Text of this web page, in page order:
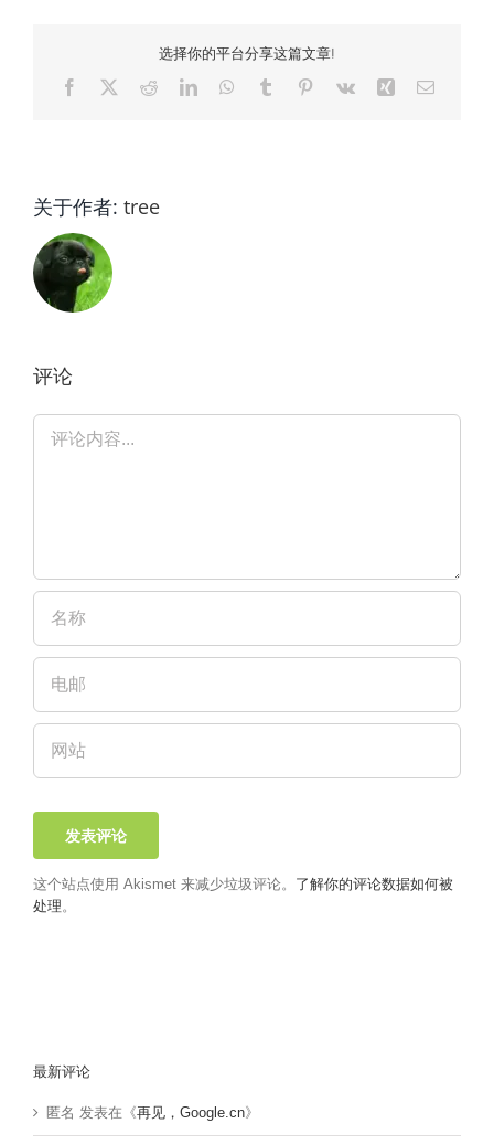
选择你的平台分享这篇文章!
Facebook RedditLinkedInWhatsApp
Tumblr Pinterest
Vk Xing 电
关于作者: tree
评论
评
这个站点使用 Akismet 来减少垃圾评论。 了解你的评论数据如何被
处理 。
最新评论
匿名 发表在《再见，Google.cn》